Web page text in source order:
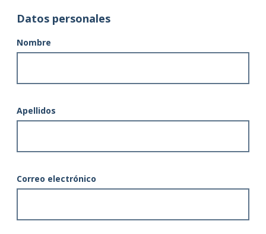
Datos personales
Nombre
Apellidos
Correo electrónico